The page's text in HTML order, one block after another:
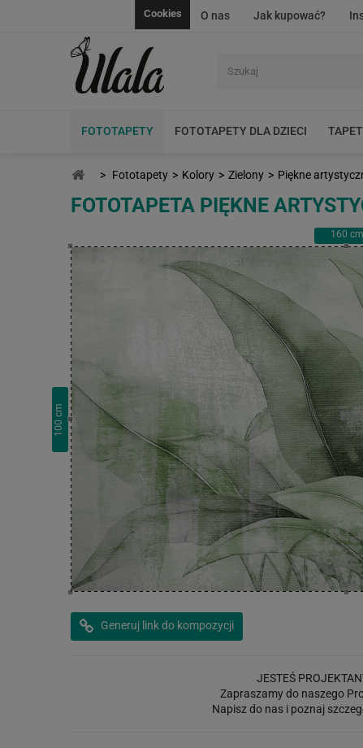
O nas Jak kupować?
Cookies
FOTOTAPETY FOTOTAPETY DLA DZIECI
> Fototapety > Kolory > Zielony > Piękne
FOTOTAPETA PIĘKNE
160 cm
100
cm
Generuj link do kompozycji
JESTEŚ
Zapraszamy do naszego
Napisz do nas i poznaj